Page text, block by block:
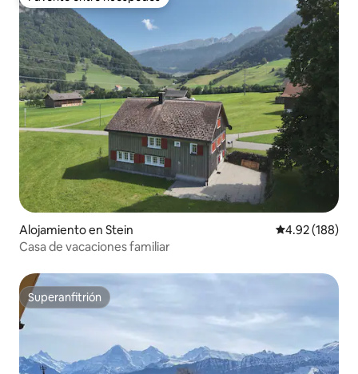
Favorito entre huéspedes
Alojamiento en Stein Calificación
4.92 (188)
Casa de vacaciones familiar
Superanfitrión
Superanfitrión